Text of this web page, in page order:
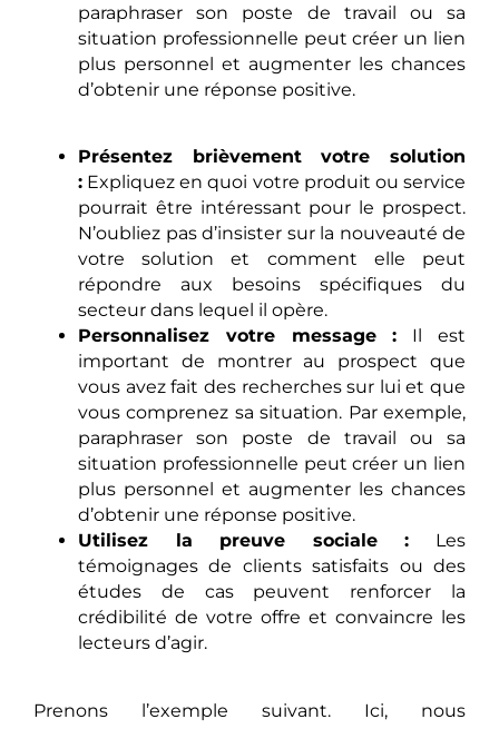
paraphraser son poste de travail ou sa
situation professionnelle peut créer un lien
plus personnel et augmenter les chances
d’obtenir une réponse positive.
Présentez brièvement votre solution
: Expliquez en quoi votre produit ou service
pourrait être intéressant pour le prospect.
N’oubliez pas d’insister sur la nouveauté de
votre solution et comment elle peut
répondre aux besoins spécifiques du
secteur dans lequel il opère.
Personnalisez votre message : Il est
important de montrer au prospect que
vous avez fait des recherches sur lui et que
vous comprenez sa situation. Par exemple,
paraphraser son poste de travail ou sa
situation professionnelle peut créer un lien
plus personnel et augmenter les chances
d’obtenir une réponse positive.
Utilisez la preuve sociale : Les
témoignages de clients satisfaits ou des
études de cas peuvent renforcer la
crédibilité de votre offre et convaincre les
lecteurs d’agir.
Prenons l’exemple suivant. Ici, nous